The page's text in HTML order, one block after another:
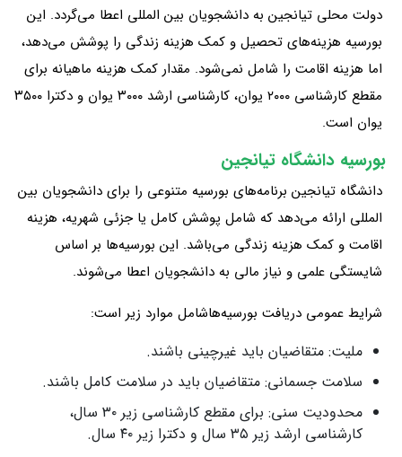
دولت محلی تیانجین به دانشجویان بین‌ المللی اعطا می‌گردد. این
بورسیه هزینه‌های تحصیل و کمک‌ هزینه زندگی را پوشش می‌دهد،
اما هزینه اقامت را شامل نمی‌شود. مقدار کمک‌ هزینه ماهیانه برای
مقطع کارشناسی ۲۰۰۰ یوان، کارشناسی ارشد ۳۰۰۰ یوان و دکترا ۳۵۰۰
یوان است.
بورسیه دانشگاه تیانجین
دانشگاه تیانجین برنامه‌های بورسیه متنوعی را برای دانشجویان بین‌
المللی ارائه می‌دهد که شامل پوشش کامل یا جزئی شهریه، هزینه
اقامت و کمک‌ هزینه زندگی می‌باشد. این بورسیه‌ها بر اساس
شایستگی علمی و نیاز مالی به دانشجویان اعطا می‌شوند.
شرایط عمومی دریافت بورسیه‌هاشامل موارد زیر است:
ملیت: متقاضیان باید غیرچینی باشند.
سلامت جسمانی: متقاضیان باید در سلامت کامل باشند.
محدودیت سنی: برای مقطع کارشناسی زیر ۳۰ سال،
کارشناسی ارشد زیر ۳۵ سال و دکترا زیر ۴۰ سال.